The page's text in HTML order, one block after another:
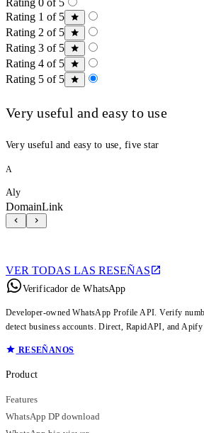
Rating 1 of 5
Rating 2 of 5
Rating 3 of 5
Rating 4 of 5
Rating 5 of 5
Very useful and easy to use
Very useful and easy to use, five star
A
Aly
DomainLink
VER TODAS LAS RESEÑAS
Verificador de WhatsApp
Developer-owned WhatsApp Profile API. Verify
detect business accounts. Direct, RapidAPI, and
RESEÑANOS
Product
Features
WhatsApp DP download